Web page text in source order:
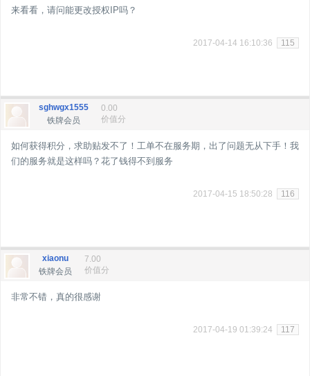
来看看，请问能更改授权IP吗？
2017-04-14 16:10:36 115
sghwgx1555
铁牌会员
0.00
价值分
如何获得积分，求助贴发不了！工单不在服务期，出了问题无从下手！我
们的服务就是这样吗？花了钱得不到服务
2017-04-15 18:50:28 116
xiaonu
铁牌会员
7.00
价值分
非常不错，真的很感谢
2017-04-19 01:39:24 117